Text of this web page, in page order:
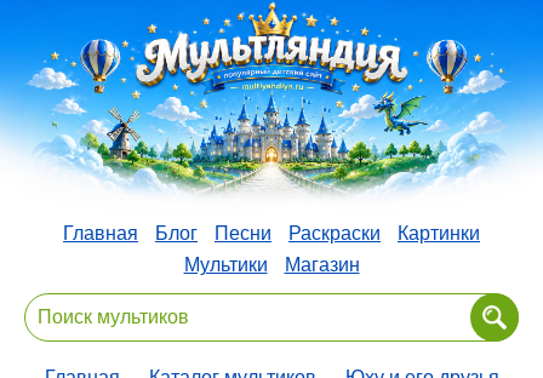
Главная Блог Песни Раскраски
Картинки
Мультики
Магазин